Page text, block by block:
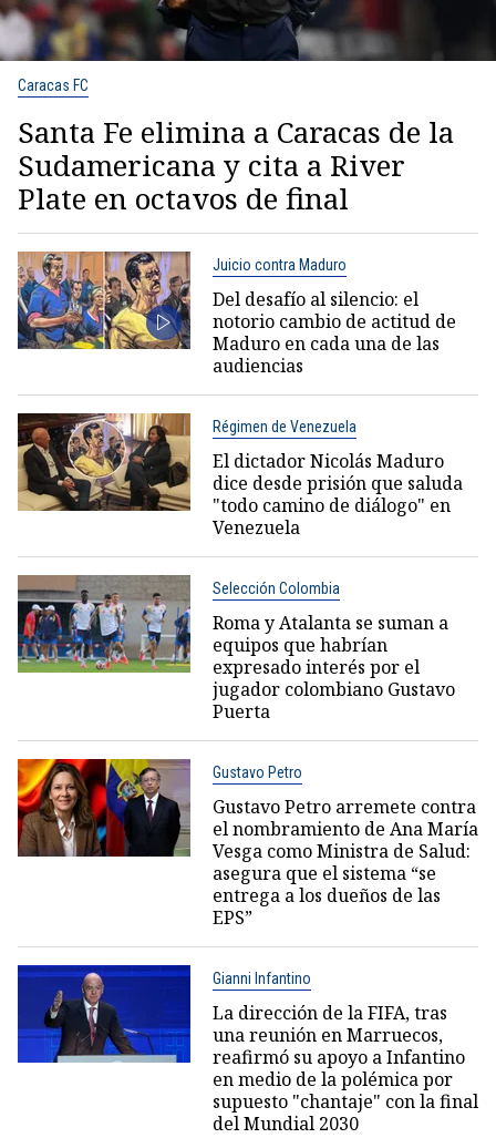
Caracas FC
Santa Fe elimina a Caracas de la
Sudamericana y cita a River
Plate en octavos de final
Juicio contra Maduro
Del desafío al silencio: el
notorio cambio de actitud de
Maduro en cada una de las
audiencias
Régimen de Venezuela
El dictador Nicolás Maduro
dice desde prisión que saluda
"todo camino de diálogo" en
Venezuela
Selección Colombia
Roma y Atalanta se suman a
equipos que habrían
expresado interés por el
jugador colombiano Gustavo
Puerta
Gustavo Petro
Gustavo Petro arremete contra
el nombramiento de Ana María
Vesga como Ministra de Salud:
asegura que el sistema “se
entrega a los dueños de las
EPS”
Gianni Infantino
La dirección de la FIFA, tras
una reunión en Marruecos,
reafirmó su apoyo a Infantino
en medio de la polémica por
supuesto "chantaje" con la final
del Mundial 2030